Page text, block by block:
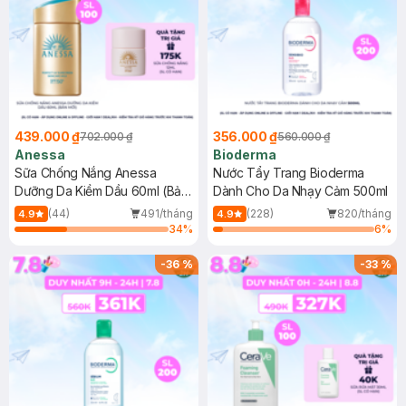
439.000 ₫702.000 ₫
Anessa
Sữa Chống Nắng Anessa
Dưỡng Da Kiềm Dầu 60ml (Bản
Mới)
4.9 (44)
491/tháng
34%
356.000 ₫560.000 ₫
Bioderma
Nước Tẩy Trang Bioderma
Dành Cho Da Nhạy Cảm 500ml
4.9 (228)
820/tháng
6%
-36% -33%